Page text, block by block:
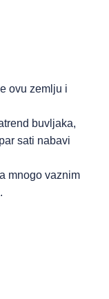
ovu zemlju i
buvljaka,
sati nabavi
mnogo vaznim